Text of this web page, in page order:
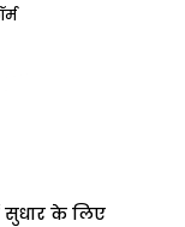
सुधार के लिए